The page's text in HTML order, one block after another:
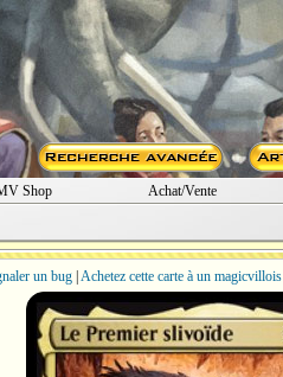
Shop Achat/Vente
un bug Achetez cette carte à un magicvillois